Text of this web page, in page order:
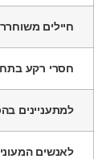
חיילים
חסרי רקע
למתעניינים
לאנשים